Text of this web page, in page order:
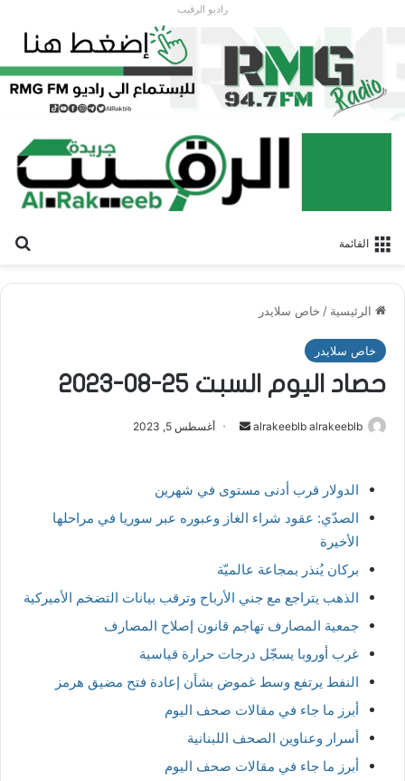
راديو الرقيب
القائمة
الرئيسية / خاص سلايدر
خاص سلايدر
حصاد اليوم السبت 25-08-2023
alrakeeblb alrakeeblb
أرسل أغسطس 5, 2023
الدولار قرب أدنى مستوى في شهرين
الصدّي: عقود شراء الغاز وعبوره عبر سوريا في مراحلها
الأخيرة
بركان يُنذر بمجاعة عالميّة
الذهب يتراجع مع جني الأرباح وترقب بيانات التضخم الأميركية
جمعية المصارف تهاجم قانون إصلاح المصارف
غرب أوروبا يسجّل درجات حرارة قياسية
النفط يرتفع وسط غموض بشأن إعادة فتح مضيق هرمز
أبرز ما جاء في مقالات صحف اليوم
أسرار وعناوين الصحف اللبنانية
أبرز ما جاء في مقالات صحف اليوم